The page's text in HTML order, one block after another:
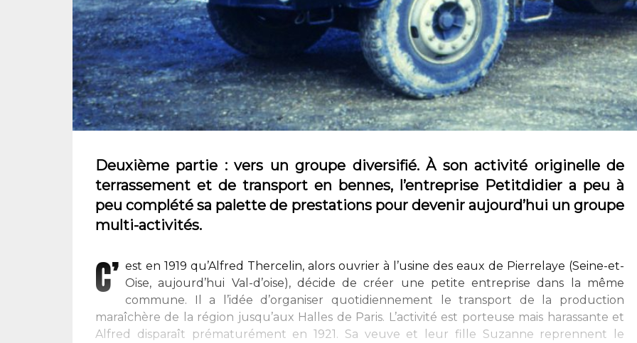
Deuxième partie : vers un groupe diversifié. À son activité originelle de
terrassement et de transport en bennes, l’entreprise Petitdidier a peu à
peu complété sa palette de prestations pour devenir aujourd’hui un groupe
multi-activités.
C’ est en 1919 qu’Alfred Thercelin, alors ouvrier à l’usine des eaux de Pierrelaye (Seine-et-
Oise, aujourd’hui Val-d’oise), décide de créer une petite entreprise dans la même
commune. Il a l’idée d’organiser quotidiennement le transport de la production
maraîchère de la région jusqu’aux Halles de Paris. L’activité est porteuse mais harassante et
Alfred disparaît prématurément en 1921. Sa veuve et leur fille Suzanne reprennent le